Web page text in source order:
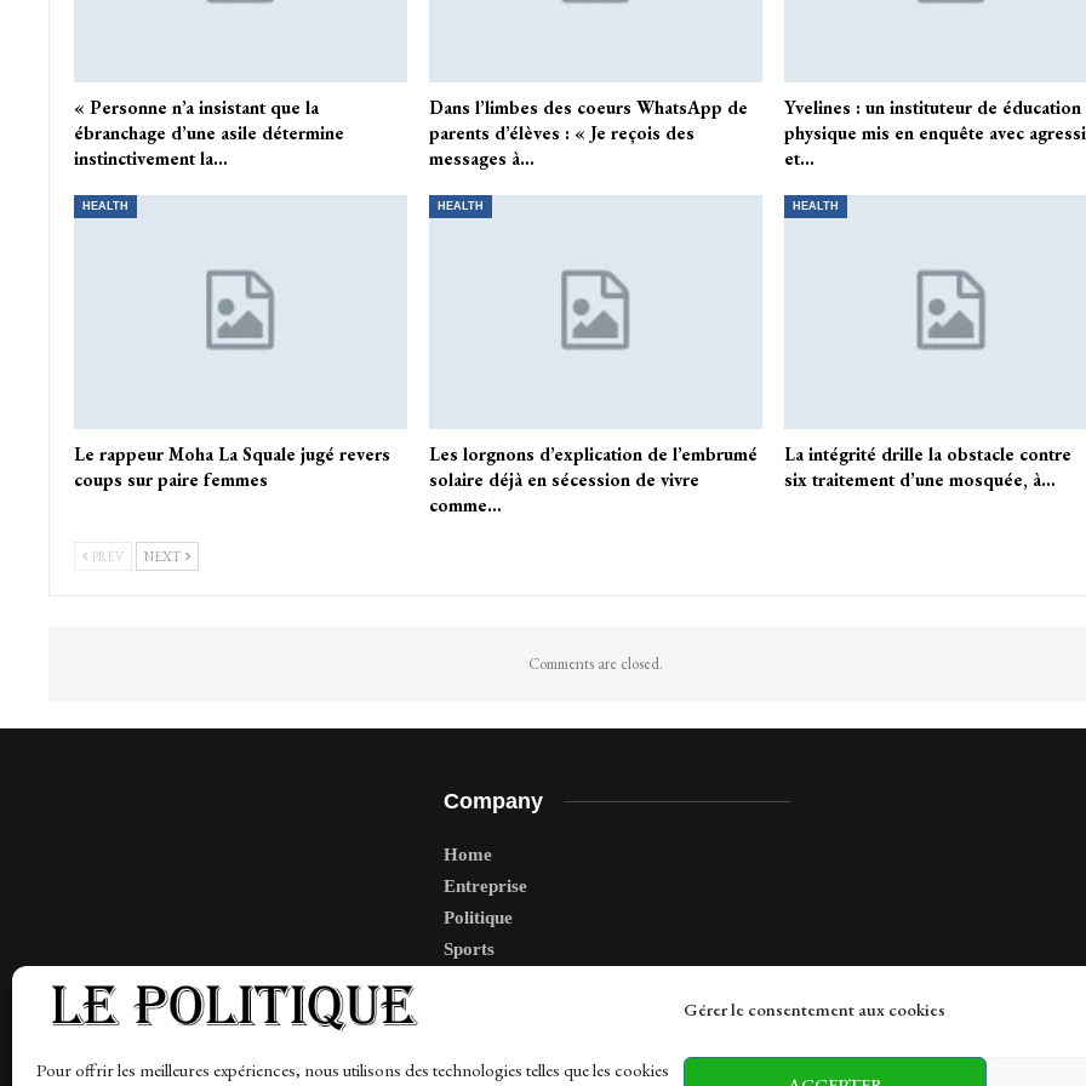
Gérer le consentement aux cookies
Pour offrir les meilleures expériences, nous utilisons des technologies telles que les cookies
« Personne n’a insistant que la
ébranchage d’une asile détermine
instinctivement la…
Dans l’limbes des coeurs WhatsApp de
parents d’élèves : « Je reçois des
messages à…
Yvelines : un instituteur de éducation
physique mis en enquête avec
et…
HEALTH
Le rappeur Moha La Squale jugé revers
coups sur paire femmes
HEALTH
Les lorgnons d’explication de l’embrumé
solaire déjà en sécession de vivre
comme…
HEALTH
La intégrité drille la obstacle contre
six traitement d’une mosquée, à…
PREV NEXT
Comments are closed.
Company
Home
Entreprise
Politique
Sports